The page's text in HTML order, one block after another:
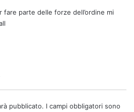
e
fare parte delle forze dell’ordine mi
pubblicato. I campi obbligatori sono